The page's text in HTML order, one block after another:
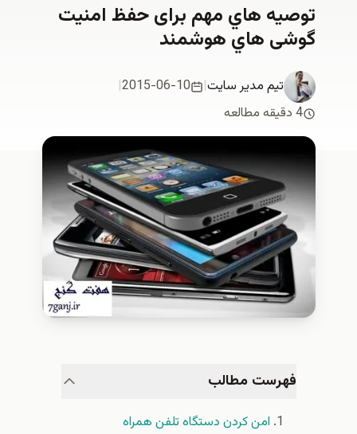
توصیه‌ هاي مهم برای حفظ امنیت
گوشی هاي هوشمند
تیم مدیر سایت|
2015-06-10
|
4 دقیقه مطالعه
فهرست مطالب
امن کردن دستگاه تلفن همراه